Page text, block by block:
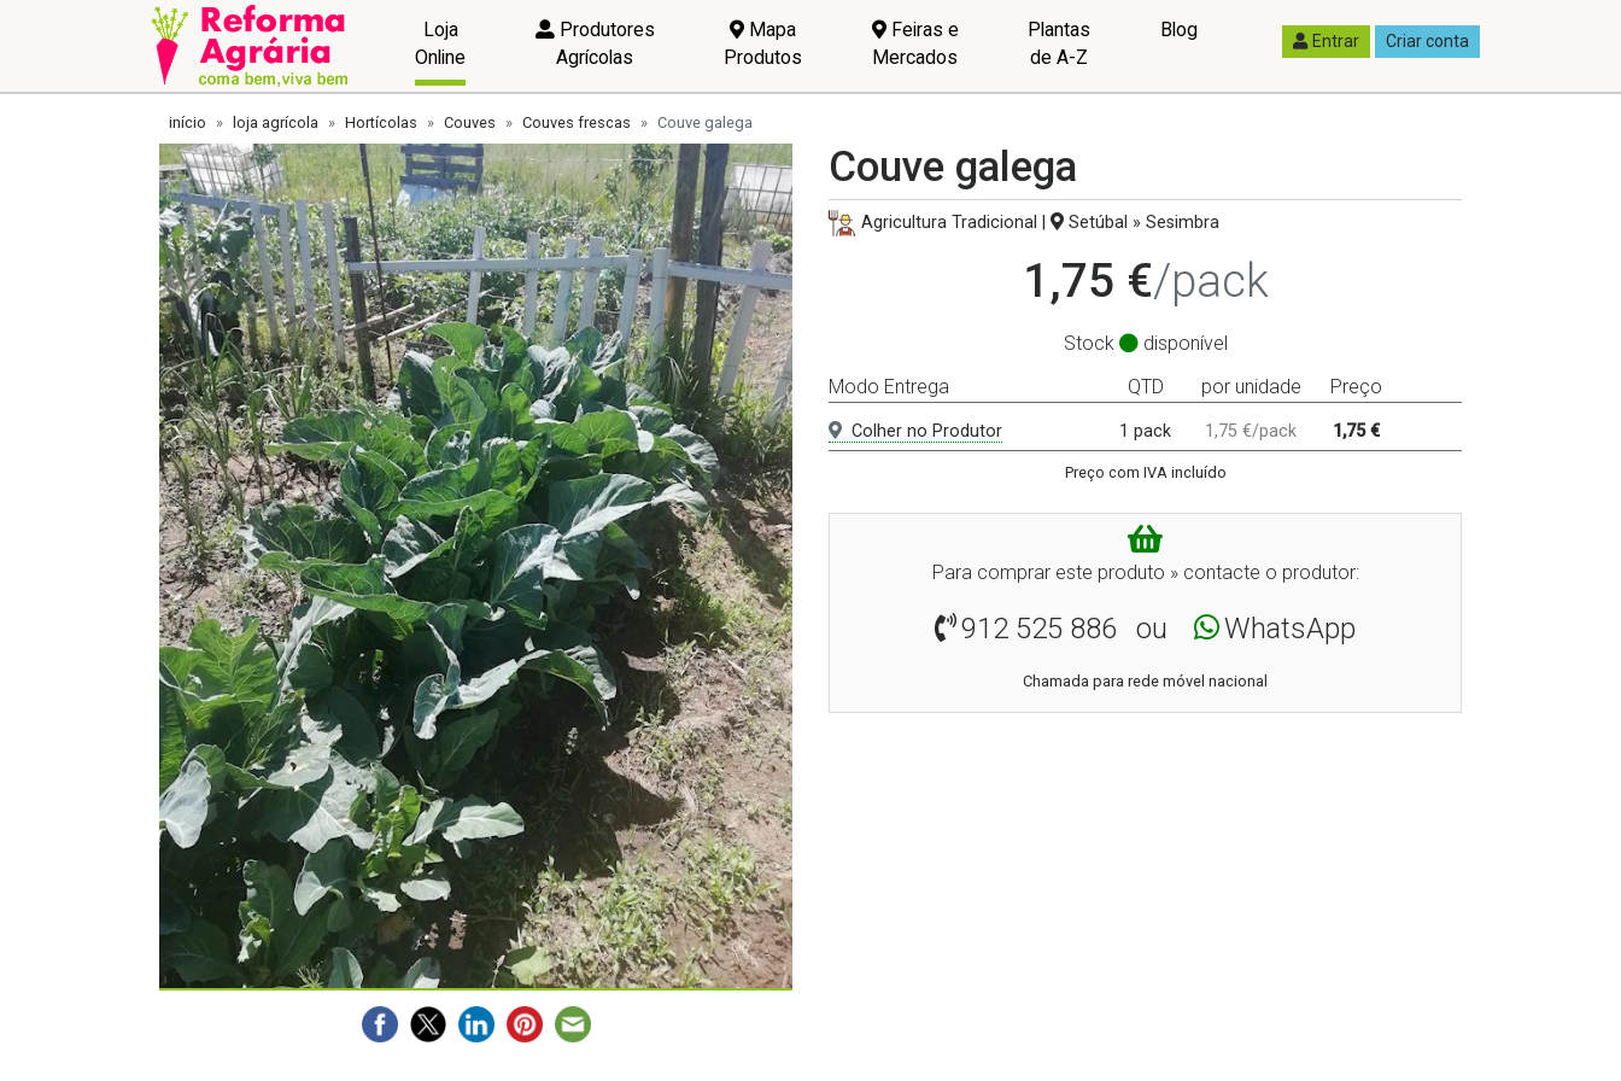
Loja
Online
Produtores
Agrícolas
Mapa
Produtos
Feiras e
Mercados
Plantas
de A-Z
Blog Entrar Criar conta
início loja agrícola Hortícolas Couves Couves frescas Couve galega
Couve galega
Agricultura Tradicional | Setúbal » Sesimbra
1,75 €/pack
Stock
disponível
Modo Entrega
QTD por unidade Preço
Colher no Produtor 1 pack 1,75 €/pack 1,75 €
Preço com IVA incluído
Para comprar este produto » contacte o produtor:
912 525 886 ou WhatsApp
Chamada para rede móvel nacional